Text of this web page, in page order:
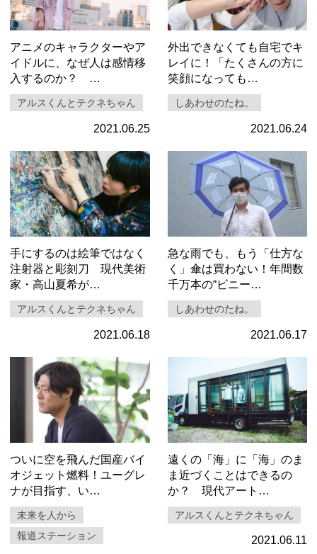
アニメのキャラクターやア
イドルに、なぜ人は感情移
入するのか？ …
アルスくんとテクネちゃん
2021.06.25
外出できなくても自宅でキ
レイに！「たくさんの方に
笑顔になっても…
しあわせのたね。
2021.06.24
手にするのは絵筆ではなく
注射器と彫刻刀 現代美術
家・高山夏希が…
アルスくんとテクネちゃん
2021.06.18
急な雨でも、もう「仕方な
く」傘は買わない！年間数
千万本の“ビニー…
しあわせのたね。
2021.06.17
ついに空を飛んだ国産バイ
オジェット燃料！ユーグレ
ナが目指す、い…
未来を人から
報道ステーション
遠くの「海」に「海」のま
ま近づくことはできるの
か？ 現代アート…
アルスくんとテクネちゃん
2021.06.11